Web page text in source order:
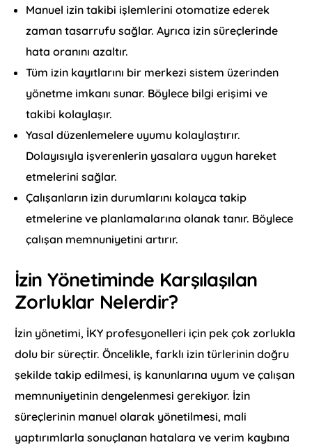
Manuel izin takibi işlemlerini otomatize ederek
zaman tasarrufu sağlar. Ayrıca izin süreçlerinde
hata oranını azaltır.
Tüm izin kayıtlarını bir merkezi sistem üzerinden
yönetme imkanı sunar. Böylece bilgi erişimi ve
takibi kolaylaşır.
Yasal düzenlemelere uyumu kolaylaştırır.
Dolayısıyla işverenlerin yasalara uygun hareket
etmelerini sağlar.
Çalışanların izin durumlarını kolayca takip
etmelerine ve planlamalarına olanak tanır. Böylece
çalışan memnuniyetini artırır.
İzin Yönetiminde Karşılaşılan
Zorluklar Nelerdir?
İzin yönetimi, İKY profesyonelleri için pek çok zorlukla
dolu bir süreçtir. Öncelikle, farklı izin türlerinin doğru
şekilde takip edilmesi, iş kanunlarına uyum ve çalışan
memnuniyetinin dengelenmesi gerekiyor. İzin
süreçlerinin manuel olarak yönetilmesi, mali
yaptırımlarla sonuçlanan hatalara ve verim kaybına